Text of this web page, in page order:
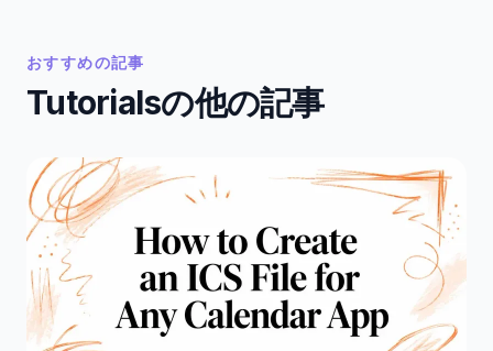
おすすめの記事
Tutorialsの他の記事